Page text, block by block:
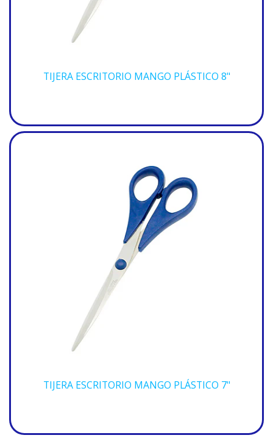
TIJERA ESCRITORIO MANGO PLÁSTICO 8"
TIJERA ESCRITORIO MANGO PLÁSTICO 7"